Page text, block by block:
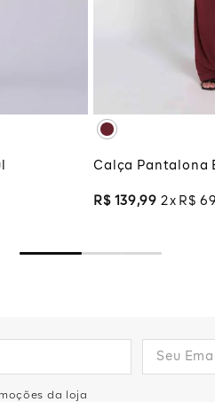
XGG
Calça Pantalona
R$ 139,99 2 R$ 69
da loja